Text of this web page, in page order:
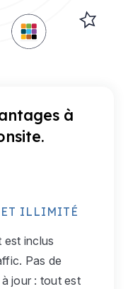
à
ET ILLIMITÉ
est inclus
Pas de
jour : tout est